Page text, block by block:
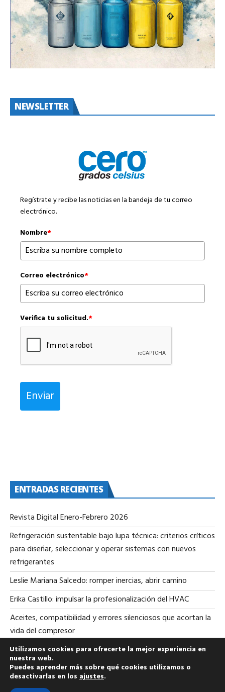
NEWSLETTER
Regístrate y recibe las noticias en la bandeja de tu correo
electrónico.
Nombre*
Correo electrónico*
Verifica tu solicitud.*
Enviar
ENTRADAS RECIENTES
Revista Digital Enero-Febrero 2026
Refrigeración sustentable bajo lupa técnica: criterios críticos
para diseñar, seleccionar y operar sistemas con nuevos
refrigerantes
Leslie Mariana Salcedo: romper inercias, abrir camino
Erika Castillo: impulsar la profesionalización del HVAC
Aceites, compatibilidad y errores silenciosos que acortan la
vida del compresor
Utilizamos cookies para ofrecerte la mejor experiencia en
nuestra web.
Puedes aprender más sobre qué cookies utilizamos o
desactivarlas en los ajustes.